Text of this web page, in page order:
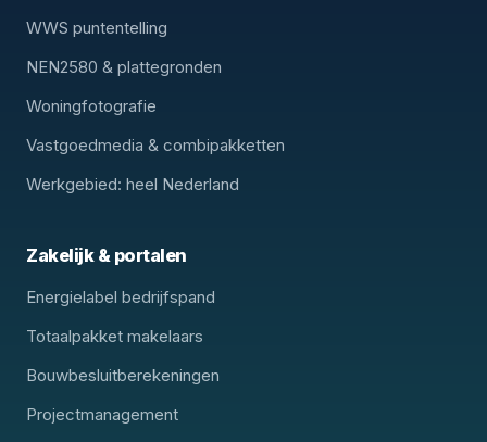
WWS puntentelling
NEN2580 & plattegronden
Woningfotografie
Vastgoedmedia & combipakketten
Werkgebied: heel Nederland
Zakelijk & portalen
Energielabel bedrijfspand
Totaalpakket makelaars
Bouwbesluitberekeningen
Projectmanagement